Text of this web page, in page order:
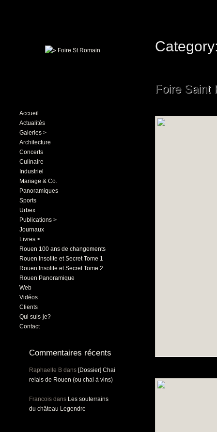
Accueil
Actualités
Galeries >
Architecture
Concerts
Culinaire
Industriel
Mariage & Co.
Panoramiques
Sports
Urbex
Publications >
Journaux
Livres >
Rouen 100 ans de changements
Rouen Insolite et Secret Tome 1
Rouen Insolite et Secret Tome 2
Rouen Panoramique
Web
Vidéos
Clients
Qui suis-je?
Contact
Commentaires récents
Raphaelle B dans [Dossier] Chai
relais de Rouen (ou chai à vins)
Francois dans Les souterrains
du château Legendre
Foire Saint